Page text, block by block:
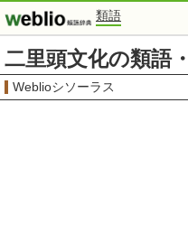
類語
二里頭文化の類語
Weblioシソーラス